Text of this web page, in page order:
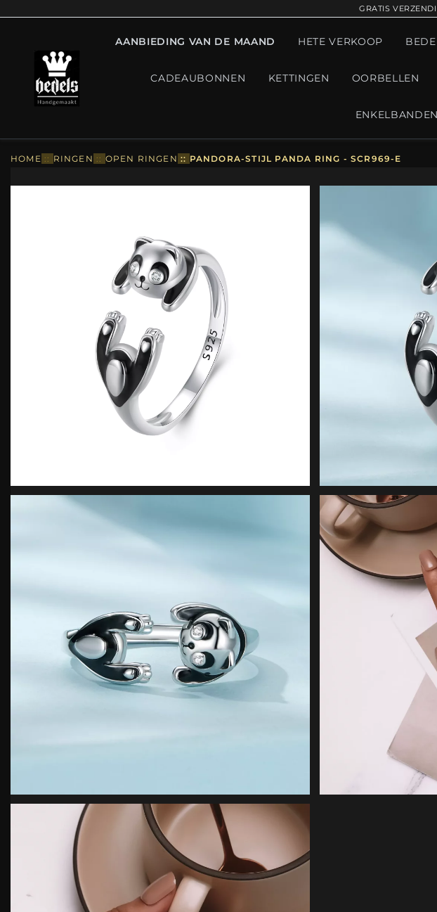
GRATIS
AANBIEDING VAN DE MAAND HETE VERKOOP
CADEAUBONNEN KETTINGEN OORBELLEN
ENKELBANDEN
HOME :: RINGEN :: OPEN RINGEN :: PANDORA-STIJL PANDA RING - SCR969-E